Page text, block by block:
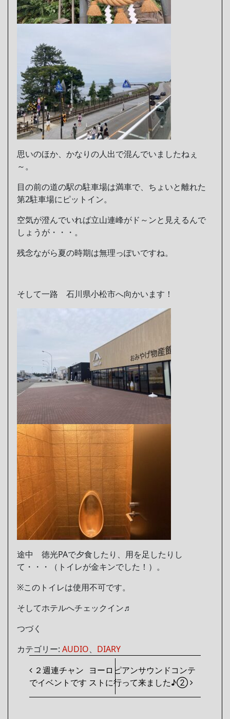
思いのほか、かなりの人出で混んでいましたねぇ
～。
目の前の道の駅の駐車場は満車で、ちょいと離れた
第2駐車場にピットイン。
空気が澄んでいれば立山連峰がド～ンと見えるんで
しょうが・・・。
残念ながら夏の時期は無理っぽいですね。
そして一路 石川県小松市へ向かいます！
途中 徳光PAで夕食したり、用を足したりし
て・・・（トイレが金キンでした！）。
※このトイレは使用不可です。
そしてホテルへチェックイン♬
つづく
カテゴリー: AUDIO、 DIARY
投稿ナビゲーション
２週連チャン
でイベントです
ヨーロピアンサウンドコンテ
ストに行って来ました♪②